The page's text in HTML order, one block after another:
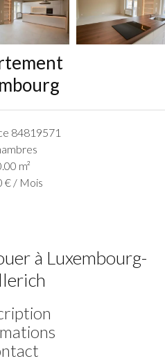
84819571
m²
€ / Mois
à Luxembourg-